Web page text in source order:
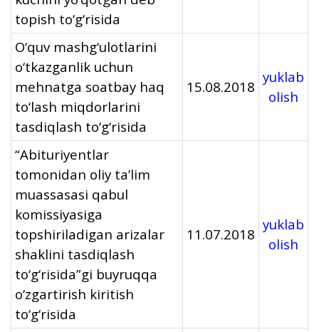
topish to‘g‘risida
O‘quv mashg‘ulotlarini
o‘tkazganlik uchun
mehnatga soatbay haq
to‘lash miqdorlarini
tasdiqlash to‘g‘risida
15.08.2018
yuklab
olish
“Abituriyentlar
tomonidan oliy ta’lim
muassasasi qabul
komissiyasiga
topshiriladigan arizalar
shaklini tasdiqlash
to‘g‘risida”gi buyruqqa
o‘zgartirish kiritish
to‘g‘risida
11.07.2018
yuklab
olish